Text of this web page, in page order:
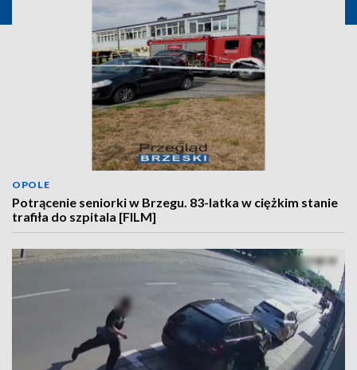
OPOLE
Potrącenie seniorki w Brzegu. 83-latka w ciężkim stanie
trafiła do szpitala [FILM]